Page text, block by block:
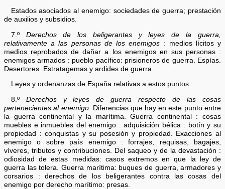
Estados asociados al enemigo: sociedades de guerra; prestación
de auxilios y subsidios.
7.º Derechos de los beligerantes y leyes de la guerra,
relativamente a las personas de los enemigos : medios lícitos y
medios reprobados de dañar a los enemigos en sus personas :
enemigos armados : pueblo pacífico: prisioneros de guerra. Espías.
Desertores. Estratagemas y ardides de guerra.
Leyes y ordenanzas de España relativas a estos puntos.
8.º Derechos y leyes de guerra respecto de las cosas
pertenecientes al enemigo. Diferencias que hay en este punto entre
la guerra continental y la marítima. Guerra continental : cosas
muebles e inmuebles del enemigo : adquisición bélica : botín y su
propiedad : conquistas y su posesión y propiedad. Exacciones al
enemigo o sobre país enemigo : forrajes, requisas, bagajes,
víveres, tributos y contribuciones. Del saqueo y de la devastación :
odiosidad de estas medidas: casos extremos en que la ley de
guerra las tolera. Guerra marítima: buques de guerra, armadores y
corsarios : derechos de los beligerantes contra las cosas del
enemigo por derecho marítimo: presas.